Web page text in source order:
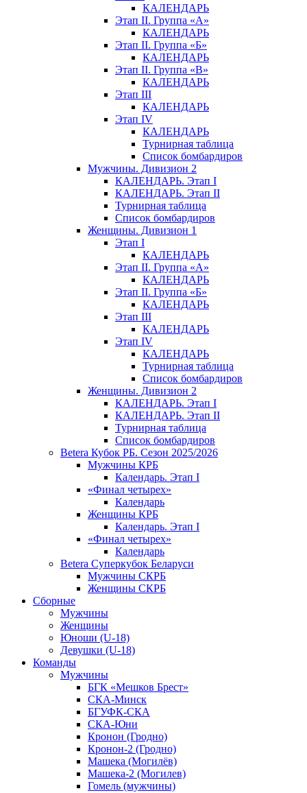
КАЛЕНДАРЬ
Этап II. Группа «А»
КАЛЕНДАРЬ
Этап II. Группа «Б»
КАЛЕНДАРЬ
Этап II. Группа «В»
КАЛЕНДАРЬ
Этап III
КАЛЕНДАРЬ
Этап IV
КАЛЕНДАРЬ
Турнирная таблица
Список бомбардиров
Мужчины. Дивизион 2
КАЛЕНДАРЬ. Этап I
КАЛЕНДАРЬ. Этап II
Турнирная таблица
Список бомбардиров
Женщины. Дивизион 1
Этап I
КАЛЕНДАРЬ
Этап II. Группа «А»
КАЛЕНДАРЬ
Этап II. Группа «Б»
КАЛЕНДАРЬ
Этап III
КАЛЕНДАРЬ
Этап IV
КАЛЕНДАРЬ
Турнирная таблица
Список бомбардиров
Женщины. Дивизион 2
КАЛЕНДАРЬ. Этап I
КАЛЕНДАРЬ. Этап II
Турнирная таблица
Список бомбардиров
Betera Кубок РБ. Сезон 2025/2026
Мужчины КРБ
Календарь. Этап I
«Финал четырех»
Календарь
Женщины КРБ
Календарь. Этап I
«Финал четырех»
Календарь
Betera Суперкубок Беларуси
Мужчины СКРБ
Женщины СКРБ
Сборные
Мужчины
Женщины
Юноши (U-18)
Девушки (U-18)
Команды
Мужчины
БГК «Мешков Брест»
СКА-Минск
БГУФК-СКА
СКА-Юни
Кронон (Гродно)
Кронон-2 (Гродно)
Машека (Могилёв)
Машека-2 (Могилев)
Гомель (мужчины)